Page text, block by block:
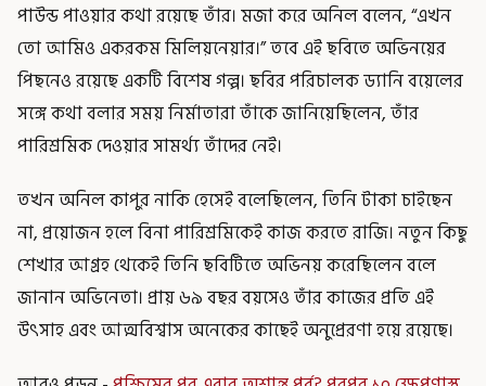
পাউন্ড পাওয়ার কথা রয়েছে তাঁর। মজা করে অনিল বলেন, “এখন
তো আমিও একরকম মিলিয়নেয়ার।” তবে এই ছবিতে অভিনয়ের
পিছনেও রয়েছে একটি বিশেষ গল্প। ছবির পরিচালক ড্যানি বয়েলের
সঙ্গে কথা বলার সময় নির্মাতারা তাঁকে জানিয়েছিলেন, তাঁর
পারিশ্রমিক দেওয়ার সামর্থ্য তাঁদের নেই।
তখন অনিল কাপুর নাকি হেসেই বলেছিলেন, তিনি টাকা চাইছেন
না, প্রয়োজন হলে বিনা পারিশ্রমিকেই কাজ করতে রাজি। নতুন কিছু
শেখার আগ্রহ থেকেই তিনি ছবিটিতে অভিনয় করেছিলেন বলে
জানান অভিনেতা। প্রায় ৬৯ বছর বয়সেও তাঁর কাজের প্রতি এই
উৎসাহ এবং আত্মবিশ্বাস অনেকের কাছেই অনুপ্রেরণা হয়ে রয়েছে।